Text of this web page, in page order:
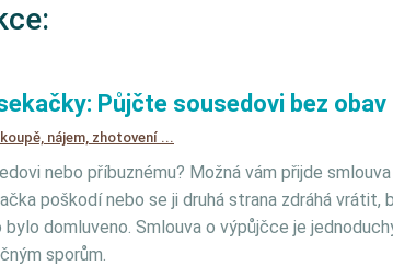
Půjčte sousedovi bez obav
nájem, zhotovení ...
nebo příbuznému? Možná vám přijde
poškodí nebo se ji druhá strana zdráhá vrátit,
domluveno. Smlouva o výpůjčce je
sporům.